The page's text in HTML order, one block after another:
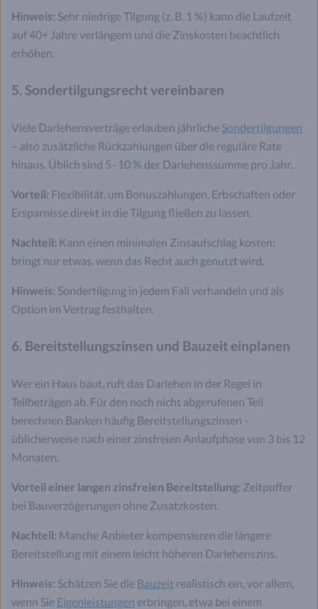
Hinweis: Sehr niedrige Tilgung (z. B. 1 %) kann die Laufzeit
auf 40+ Jahre verlängern und die Zinskosten beachtlich
erhöhen.
5. Sondertilgungsrecht vereinbaren
Viele Darlehensverträge erlauben jährliche Sondertilgungen
– also zusätzliche Rückzahlungen über die reguläre Rate
hinaus. Üblich sind 5–10 % der Darlehenssumme pro Jahr.
Vorteil: Flexibilität, um Bonuszahlungen, Erbschaften oder
Ersparnisse direkt in die Tilgung fließen zu lassen.
Nachteil: Kann einen minimalen Zinsaufschlag kosten;
bringt nur etwas, wenn das Recht auch genutzt wird.
Hinweis: Sondertilgung in jedem Fall verhandeln und als
Option im Vertrag festhalten.
6. Bereitstellungszinsen und Bauzeit einplanen
Wer ein Haus baut, ruft das Darlehen in der Regel in
Teilbeträgen ab. Für den noch nicht abgerufenen Teil
berechnen Banken häufig Bereitstellungszinsen –
üblicherweise nach einer zinsfreien Anlaufphase von 3 bis 12
Monaten.
Vorteil einer langen zinsfreien Bereitstellung: Zeitpuffer
bei Bauverzögerungen ohne Zusatzkosten.
Nachteil: Manche Anbieter kompensieren die längere
Bereitstellung mit einem leicht höheren Darlehenszins.
Hinweis: Schätzen Sie die Bauzeit realistisch ein, vor allem,
wenn Sie Eigenleistungen erbringen, etwa bei einem